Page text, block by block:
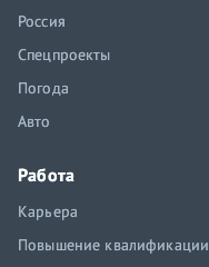
Россия
Спецпроекты
Погода
Авто
Работа
Карьера
Повышение квалификации